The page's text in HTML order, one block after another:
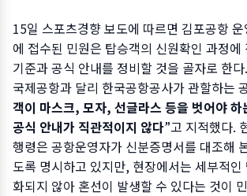
15일 스포츠경향 보도에 따르면 김포공항
에 접수된 민원은 탑승객의 신원확인 과정에
기준과 공식 안내를 정비할 것을 골자로 한
국제공항과 달리 한국공항공사가 관할하는
객이 마스크, 모자, 선글라스 등을 벗어야 하
공식 안내가 직관적이지 않다”고 지적했다.
행령은 공항운영자가 신분증명서를 대조해
도록 명시하고 있지만, 현장에서는 세부적인
화되지 않아 혼선이 발생할 수 있다는 것이